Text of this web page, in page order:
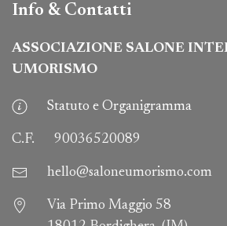
Info & Contatti
ASSOCIAZIONE SALONE
UMORISMO
Statuto e Organigramma
C.F. 90036520089
hello@saloneumorismo.com
Via Primo Maggio 58